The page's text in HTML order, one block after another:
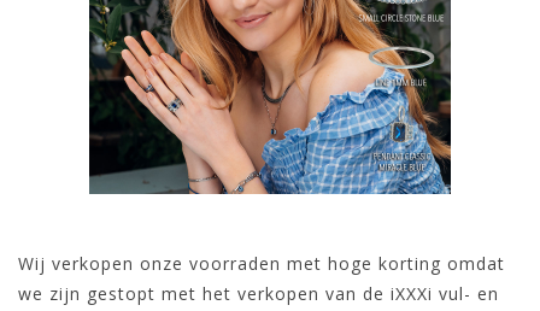
Wij verkopen onze voorraden met hoge korting omdat
we zijn gestopt met het verkopen van de iXXXi vul- en